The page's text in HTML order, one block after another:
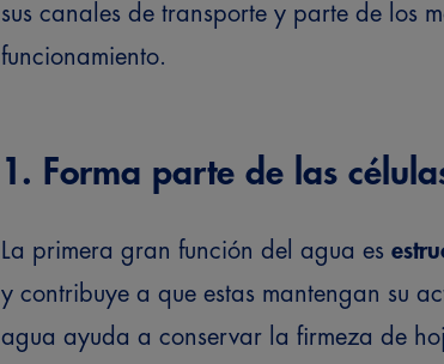
sus canales de transporte y parte de los
funcionamiento.
1. Forma parte de las
La primera gran función del agua es
y contribuye a que estas mantengan su
agua ayuda a conservar la firmeza de